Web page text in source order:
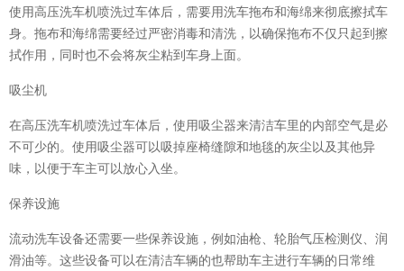
使用高压洗车机喷洗过车体后，需要用洗车拖布和海绵来彻底擦拭车
身。拖布和海绵需要经过严密消毒和清洗，以确保拖布不仅只起到擦
拭作用，同时也不会将灰尘粘到车身上面。
吸尘机
在高压洗车机喷洗过车体后，使用吸尘器来清洁车里的内部空气是必
不可少的。使用吸尘器可以吸掉座椅缝隙和地毯的灰尘以及其他异
味，以便于车主可以放心入坐。
保养设施
流动洗车设备还需要一些保养设施，例如油枪、轮胎气压检测仪、润
滑油等。这些设备可以在清洁车辆的也帮助车主进行车辆的日常维